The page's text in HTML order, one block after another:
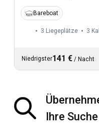
Bareboat
3 Liegeplätze 3
Niedrigster141 € / Nacht
Ihre Suche